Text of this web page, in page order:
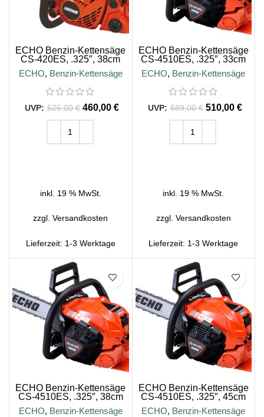
ECHO Benzin-Kettensäge
CS-420ES, .325″, 38cm
Schienenlänge
ECHO, Benzin-Kettensäge
526,00€ 460,00€
inkl. 19 % MwSt.
zzgl.Versandkosten
Lieferzeit: 1-3 Werktage
ECHO Benzin-Kettensäge
CS-4510ES, .325″, 33cm
Schienenlänge
ECHO, Benzin-Kettensäge
589,00€ 510,00 €
inkl. 19 % MwSt.
zzgl. Versandkosten
Lieferzeit: 1-3 Werktage
ECHO Benzin-Kettensäge
CS-4510ES, .325″, 38cm
Schienenlänge
ECHO, Benzin-Kettensäge
ECHO Benzin-Kettensäge
CS-4510ES, .325″, 45cm
Schienenlänge
ECHO, Benzin-Kettensäge